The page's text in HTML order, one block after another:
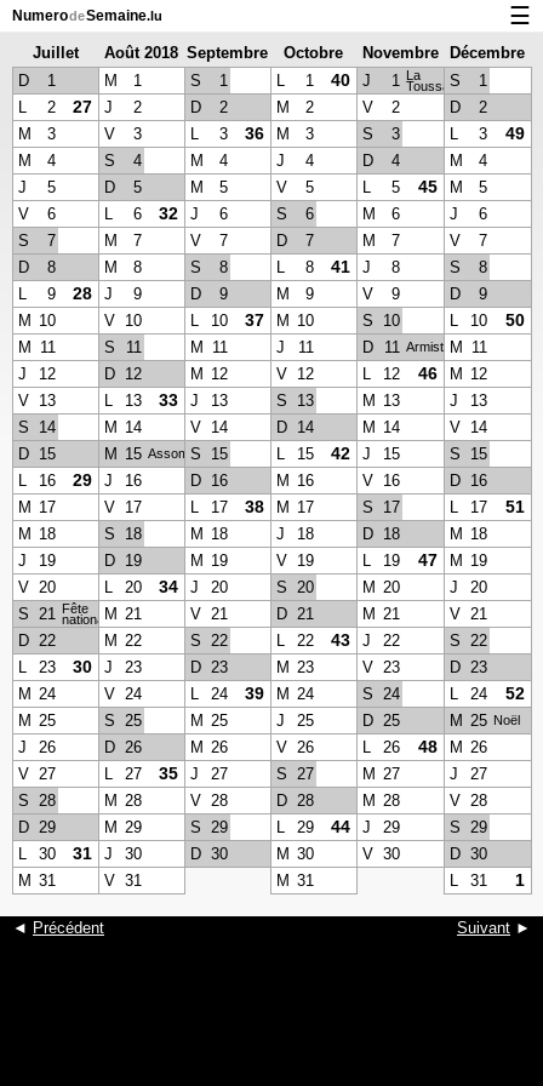
NumerodeSemaine.lu
Calendrier avec jours fériés et numéro des semaines
À propos de NumeroDeSemaine.lu
Confidentialité et cookies
☰
Juillet
2018
Août 2018 Septembre
2018
Octobre
2018
Novembre
2018
Décembre
2018
D 1 M 1 S 1 L 1 40 J 1 La
Toussaint
S
1
L
2 27 J 2 D 2 M 2 V 2 D
2
M
3 V 3 L 3 36 M 3 S 3 L 3 49
M 4 S 4 M 4 J 4 D 4 M
4
J
5 D 5 M 5 V 5 L 5 45 M
5
V
6 L 6 32 J 6 S 6 M 6 J
6
S
7 M 7 V 7 D 7 M 7 V
7
D
8 M 8 S 8 L 8 41 J 8 S
8
L
9 28 J 9 D 9 M 9 V 9 D
9
M 10 V 10 L 10 37 M 10 S 10 L 10 50
M 11 S 11 M 11 J 11 D 11 Armistice
M
11
J
12 D 12 M 12 V 12 L 12 46 M 12
V 13 L 13 33 J 13 S 13 M 13 J
13
S
14 M 14 V 14 D 14 M 14 V 14
D 15 M 15 Assomption
S 15 L 15 42 J 15 S
15
L
16 29 J 16 D 16 M 16 V 16 D 16
M 17 V 17 L 17 38 M 17 S 17 L 17 51
M 18 S 18 M 18 J 18 D 18 M 18
J
19 D 19 M 19 V 19 L 19 47 M 19
V 20 L 20 34 J 20 S 20 M 20 J
20
S 21 Fête
nationale
M 21 V 21 D 21 M 21 V 21
D 22 M 22 S 22 L 22 43 J 22 S 22
L
23 30 J 23 D 23 M 23 V 23 D 23
M 24 V 24 L 24 39 M 24 S 24 L 24 52
M 25 S 25 M 25 J 25 D 25 M 25 Noël
J 26 D 26 M 26 V 26 L 26 48 M 26
V 27 L 27 35 J 27 S 27 M 27 J
27
S 28 M 28 V 28 D 28 M 28 V 28
D 29 M 29 S 29 L 29 44 J 29 S 29
L
30 31 J 30 D 30 M 30 V 30 D 30
M 31 V 31 M 31 L 31 1
◄ Précédent Suivant ►